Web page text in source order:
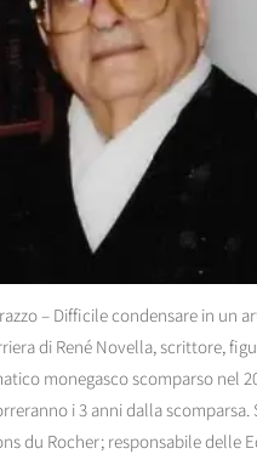
– Difficile condensare in un
di René Novella, scrittore,
monegasco scomparso nel
i 3 anni dalla scomparsa.
du Rocher; responsabile delle